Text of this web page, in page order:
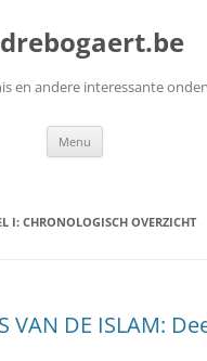
en andere interessante
Menu
I: CHRONOLOGISCH OVERZICHT
VAN DE ISLAM: